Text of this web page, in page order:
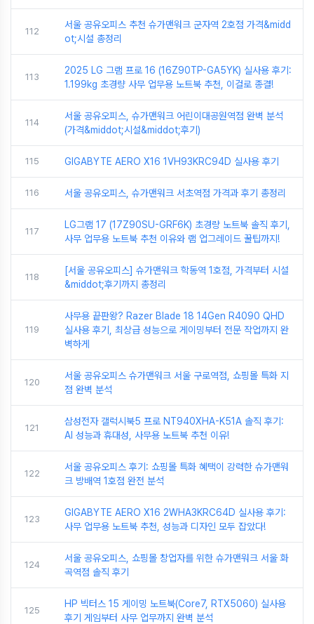
112
서울 공유오피스 추천 슈가맨워크 군자역 2호점 가격&midd
ot;시설 총정리
113
2025 LG 그램 프로 16 (16Z90TP-GA5YK) 실사용 후기:
1.199kg 초경량 사무 업무용 노트북 추천, 이걸로 종결!
114
서울 공유오피스, 슈가맨워크 어린이대공원역점 완벽 분석
(가격&middot;시설&middot;후기)
115 GIGABYTE AERO X16 1VH93KRC94D 실사용 후기
116 서울 공유오피스, 슈가맨워크 서초역점 가격과 후기 총정리
117
LG그램 17 (17Z90SU-GRF6K) 초경량 노트북 솔직 후기,
사무 업무용 노트북 추천 이유와 램 업그레이드 꿀팁까지!
118
[서울 공유오피스] 슈가맨워크 학동역 1호점, 가격부터 시설
&middot;후기까지 총정리
119
사무용 끝판왕? Razer Blade 18 14Gen R4090 QHD
실사용 후기, 최상급 성능으로 게이밍부터 전문 작업까지 완
벽하게
120
서울 공유오피스 슈가맨워크 서울 구로역점, 쇼핑몰 특화 지
점 완벽 분석
121
삼성전자 갤럭시북5 프로 NT940XHA-K51A 솔직 후기:
AI 성능과 휴대성, 사무용 노트북 추천 이유!
122
서울 공유오피스 후기: 쇼핑몰 특화 혜택이 강력한 슈가맨워
크 방배역 1호점 완전 분석
123
GIGABYTE AERO X16 2WHA3KRC64D 실사용 후기:
사무 업무용 노트북 추천, 성능과 디자인 모두 잡았다!
124
서울 공유오피스, 쇼핑몰 창업자를 위한 슈가맨워크 서울 화
곡역점 솔직 후기
125
HP 빅터스 15 게이밍 노트북(Core7, RTX5060) 실사용
후기 게임부터 사무 업무까지 완벽 분석